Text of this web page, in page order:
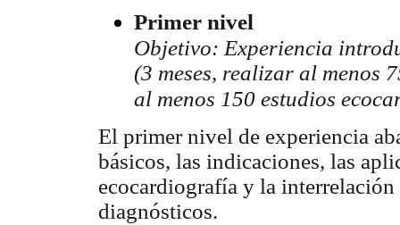
Primer nivel
Objetivo: Experiencia
(3 meses, realizar al menos
al menos 150 estudios
El primer nivel de experiencia
básicos, las indicaciones, las
ecocardiografía y la
diagnósticos.